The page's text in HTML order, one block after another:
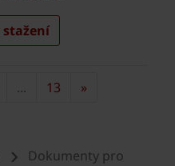
Dokumenty pro